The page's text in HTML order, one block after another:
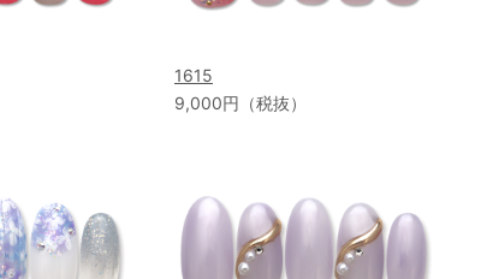
1615
9,000円（税抜）